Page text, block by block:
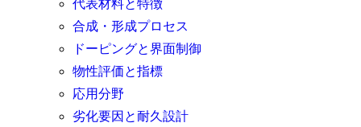
代表材料と特徴
合成・形成プロセス
ドーピングと界面制御
物性評価と指標
応用分野
劣化要因と耐久設計